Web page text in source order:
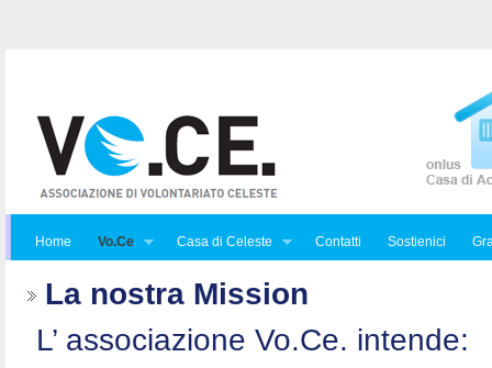
Home Vo.Ce Casa di Celeste Contatti Sostienici
La nostra Mission
L’ associazione Vo.Ce. intende: